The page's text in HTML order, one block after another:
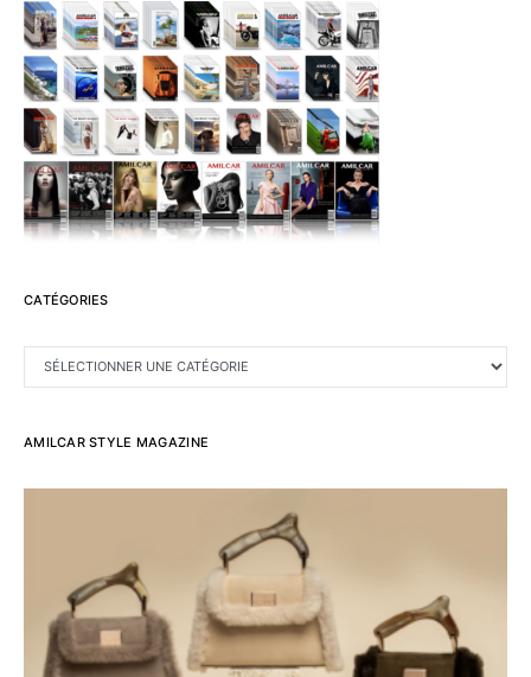
CATÉGORIES
CATÉGORIES
AMILCAR STYLE MAGAZINE